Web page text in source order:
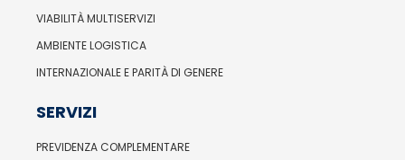
VIABILITÀ MULTISERVIZI
AMBIENTE LOGISTICA
INTERNAZIONALE E PARITÀ DI GENERE
SERVIZI
PREVIDENZA COMPLEMENTARE